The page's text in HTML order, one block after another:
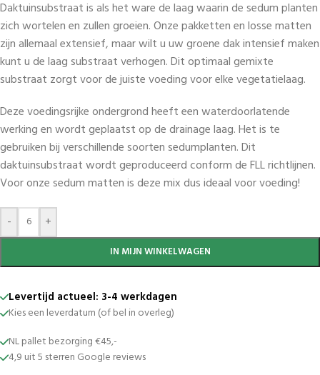
Daktuinsubstraat is als het ware de laag waarin de sedum planten
zich wortelen en zullen groeien. Onze pakketten en losse matten
zijn allemaal extensief, maar wilt u uw groene dak intensief maken
kunt u de laag substraat verhogen. Dit optimaal gemixte
substraat zorgt voor de juiste voeding voor elke vegetatielaag.
Deze voedingsrijke ondergrond heeft een waterdoorlatende
werking en wordt geplaatst op de drainage laag. Het is te
gebruiken bij verschillende soorten sedumplanten. Dit
daktuinsubstraat wordt geproduceerd conform de FLL richtlijnen.
Voor onze sedum matten is deze mix dus ideaal voor voeding!
- +
IN MIJN WINKELWAGEN
Levertijd actueel: 3-4 werkdagen
Kies een leverdatum (of bel in overleg)
NL pallet bezorging €45,-
4,9 uit 5 sterren Google reviews